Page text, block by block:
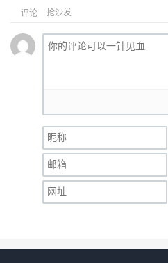
评论 抢沙发